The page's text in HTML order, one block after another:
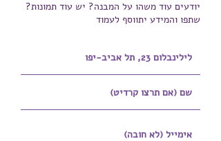
יודעים עוד משהו על המבנה? יש עוד תמונות?
שתפו והמידע יתווסף לעמוד